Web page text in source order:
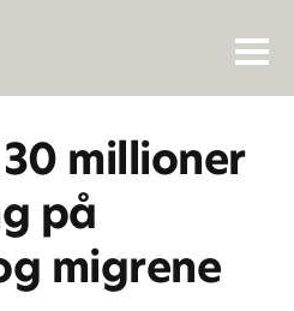
millioner
på
migrene